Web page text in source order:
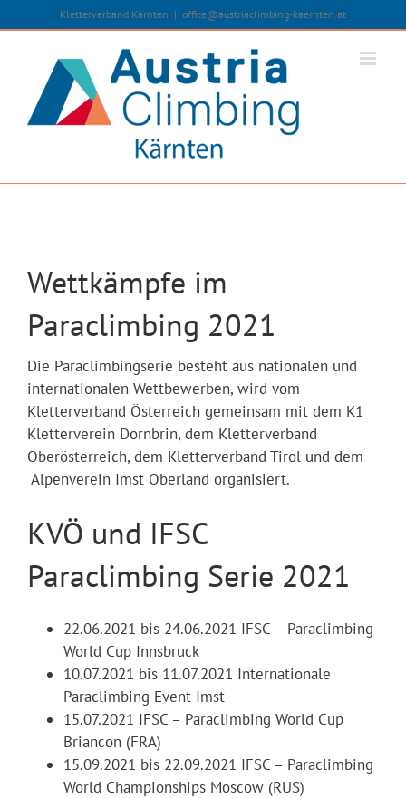
Inhalt
Kletterverband Kärnten | office@austriaclimbing-kaernten.at
Wettkämpfe im
Paraclimbing 2021
Die Paraclimbingserie besteht aus nationalen und
internationalen Wettbewerben, wird vom
Kletterverband Österreich gemeinsam mit dem K1
Kletterverein Dornbrin, dem Kletterverband
Oberösterreich, dem Kletterverband Tirol und dem
Alpenverein Imst Oberland organisiert.
KVÖ und IFSC
Paraclimbing Serie 2021
22.06.2021 bis 24.06.2021 IFSC – Paraclimbing
World Cup Innsbruck
10.07.2021 bis 11.07.2021 Internationale
Paraclimbing Event Imst
15.07.2021 IFSC – Paraclimbing World Cup
Briancon (FRA)
15.09.2021 bis 22.09.2021 IFSC – Paraclimbing
World Championships Moscow (RUS)